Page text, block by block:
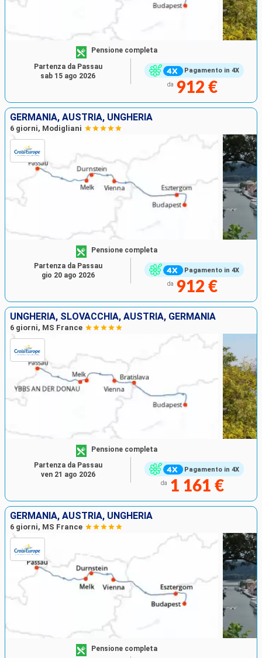
Pagamento in 4X
Pensione completa
da 912 €
Partenza da Passau
sab 15 ago 2026
GERMANIA, AUSTRIA, UNGHERIA
6 giorni, Modigliani
Pagamento in 4X
Pensione completa
da 912 €
Partenza da Passau
gio 20 ago 2026
UNGHERIA, SLOVACCHIA, AUSTRIA, GERMANIA
6 giorni, MS France
Pagamento in 4X
Pensione completa
da 1 161 €
Partenza da Passau
ven 21 ago 2026
GERMANIA, AUSTRIA, UNGHERIA
6 giorni, MS France
Pensione completa